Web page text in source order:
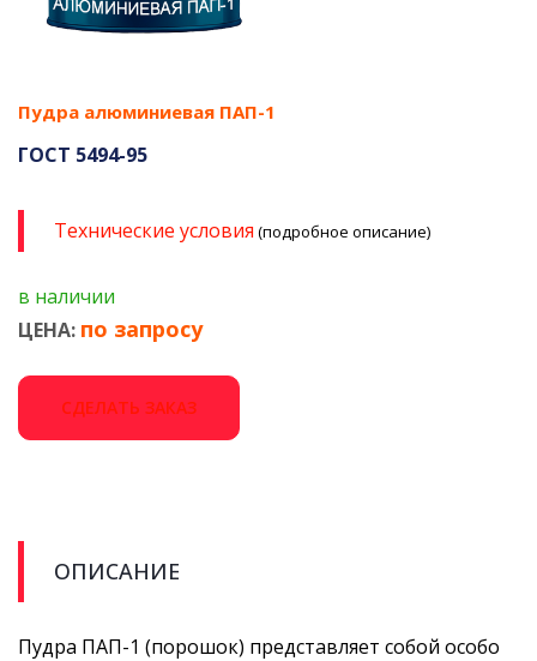
Пудра алюминиевая ПАП-1
ГОСТ 5494-95
Технические условия (подробное описание)
в наличии
ЦЕНА: по запросу
СДЕЛАТЬ ЗАКАЗ
ОПИСАНИЕ
Пудра ПАП-1 (порошок) представляет собой особо